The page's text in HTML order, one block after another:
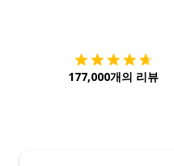
177,000개의 리뷰